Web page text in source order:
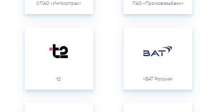
СПАО «Ингосстрах» ПАО «Промсвязьбанк»
t2 «БАТ Россия»